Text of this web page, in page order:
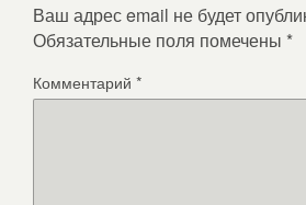
Ваш адрес email не будет
Обязательные поля помечены *
Комментарий *